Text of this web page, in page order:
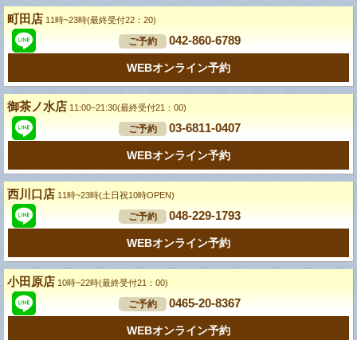
町田店 11時~23時(最終受付22：20)
ご予約 042-860-6789
WEBオンライン予約
御茶ノ水店 11:00~21:30(最終受付21：00)
ご予約 03-6811-0407
WEBオンライン予約
西川口店 11時~23時(土日祝10時OPEN)
ご予約 048-229-1793
WEBオンライン予約
小田原店 10時~22時(最終受付21：00)
ご予約 0465-20-8367
WEBオンライン予約